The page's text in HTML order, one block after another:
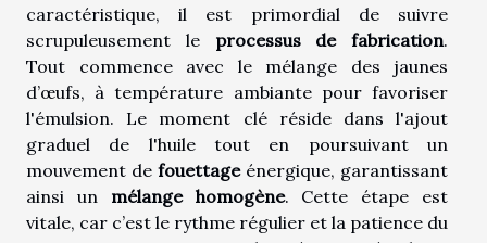
caractéristique, il est primordial de suivre
scrupuleusement le processus de fabrication.
Tout commence avec le mélange des jaunes
d’œufs, à température ambiante pour favoriser
l'émulsion. Le moment clé réside dans l'ajout
graduel de l'huile tout en poursuivant un
mouvement de fouettageénergique, garantissant
ainsi un mélange homogène. Cette étape est
vitale, car c’est le rythme régulier et la patience du